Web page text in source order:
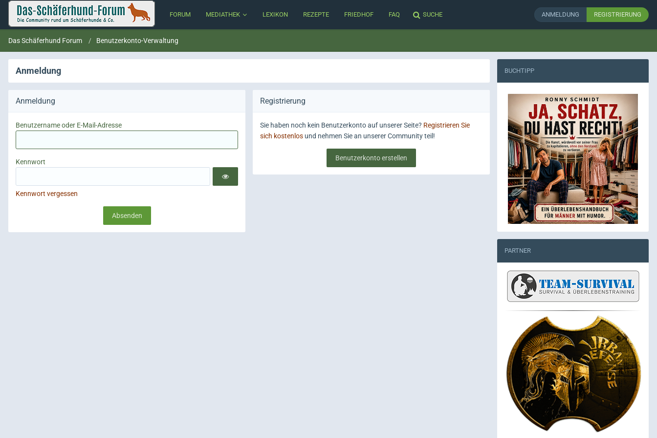
FORUM MEDIATHEK LEXIKON REZEPTE FRIEDHOF FAQ SUCHE ANMELDUNG REGISTRIERUNG
Das Schäferhund Forum Benutzerkonto-Verwaltung
Anmeldung
Anmeldung
Benutzername oder E-Mail-Adresse
Kennwort
Kennwort vergessen
Registrierung
Sie haben noch kein Benutzerkonto auf unserer Seite? Registrieren Sie
sich kostenlos und nehmen Sie an unserer Community teil!
Benutzerkonto erstellen
BUCHTIPP
PARTNER